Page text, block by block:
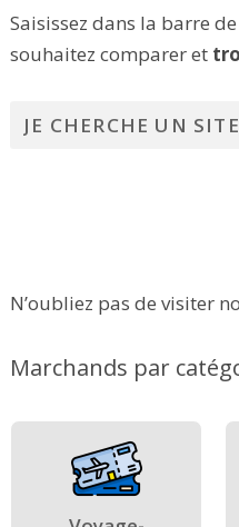
Saisissez dans la barre
souhaitez comparer et
N’oubliez pas de visiter
Marchands par